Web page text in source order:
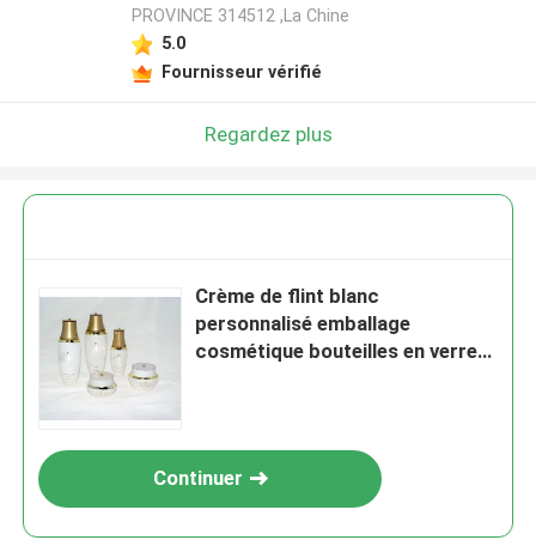
PROVINCE 314512 ,La Chine
5.0
Fournisseur vérifié
Regardez plus
Crème de flint blanc
personnalisé emballage
cosmétique bouteilles en verre
Continuer